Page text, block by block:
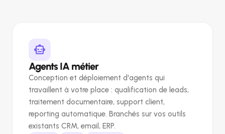
smart_toy
Agents IA métier
Conception et déploiement d'agents qui
travaillent à votre place : qualification de leads,
traitement documentaire, support client,
reporting automatique. Branchés sur vos outils
existants CRM, email, ERP.